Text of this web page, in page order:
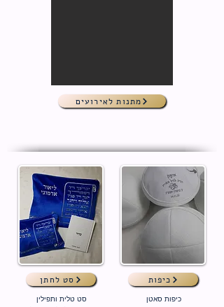
מתנות לאירועים
סט לחתן
סט טלית ותפילין
כיפות
כיפות סאטן